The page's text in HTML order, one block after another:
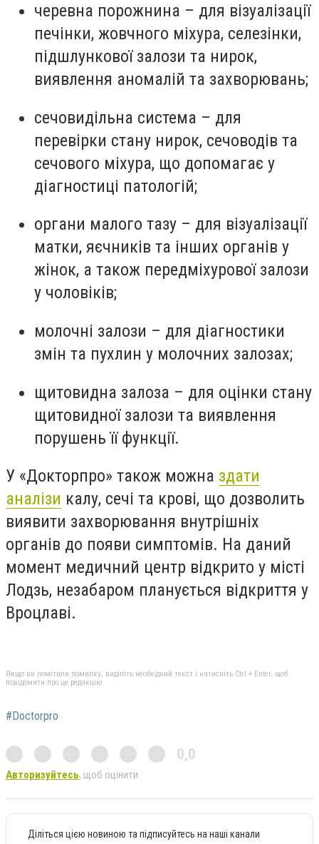
черевна порожнина – для візуалізації
печінки, жовчного міхура, селезінки,
підшлункової залози та нирок,
виявлення аномалій та захворювань;
сечовидільна система – для
перевірки стану нирок, сечоводів та
сечового міхура, що допомагає у
діагностиці патологій;
органи малого тазу – для візуалізації
матки, яєчників та інших органів у
жінок, а також передміхурової залози
у чоловіків;
молочні залози – для діагностики
змін та пухлин у молочних залозах;
щитовидна залоза – для оцінки стану
щитовидної залози та виявлення
порушень її функції.
У «Докторпро» також можна здати
аналізи калу, сечі та крові, що дозволить
виявити захворювання внутрішніх
органів до появи симптомів. На даний
момент медичний центр відкрито у місті
Лодзь, незабаром планується відкриття у
Вроцлаві.
Якщо ви помітили помилку, виділіть необхідний текст і натисніть Ctrl + Enter, щоб
повідомити про це редакцію
#Doctorpro
0,0
Авторизуйтесь, щоб оцінити
Діліться цією новиною та підписуйтесь на наші канали